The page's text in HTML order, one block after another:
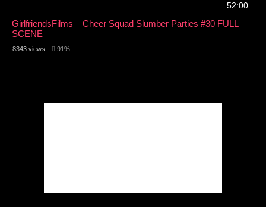
52:00
GirlfriendsFilms – Cheer Squad Slumber Parties #30 FULL
SCENE
8343 views 91%